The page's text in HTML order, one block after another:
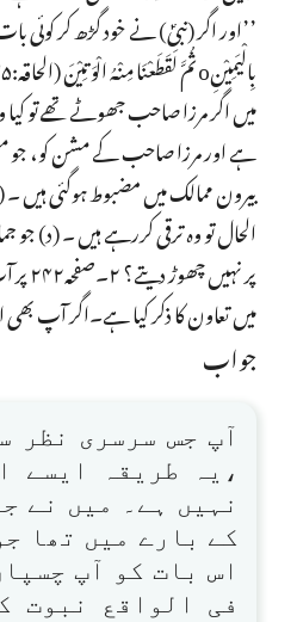
’’اور اگر (نبیؐ) نے خود گڑھ کر
میں اگر مرزا صاحب جھوٹے تھے تو
ہے اور مرزا صاحب کے مشن کو، جو
بیرون ممالک میں مضبوط ہوگئی ہیں
الحال تو وہ ترقی کررہے ہیں ۔ (د) جو
پر
میں تعاون کا ذکر کیا ہے۔اگر آپ
جواب
آپ جس سرسری نظر
،یہ طریقہ ایسے
نہیں ہے۔ میں نے
کے بارے میں تھا
اس بات کو آپ
فی الواقع نبوت